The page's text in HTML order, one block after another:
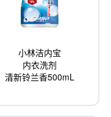
小林洁内宝
内衣洗剂
清新铃兰香500mL